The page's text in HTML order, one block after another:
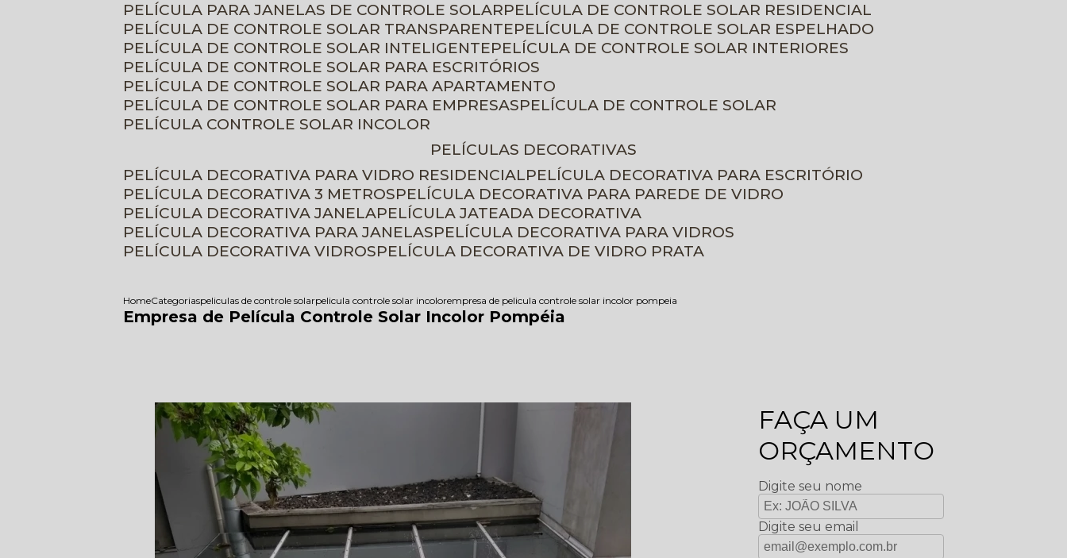
PELÍCULA PARA JANELAS DE CONTROLE SOLAR
PELÍCULA DE CONTROLE SOLAR RESIDENCIAL
PELÍCULA DE CONTROLE SOLAR TRANSPARENTE
PELÍCULA DE CONTROLE SOLAR ESPELHADO
PELÍCULA DE CONTROLE SOLAR INTELIGENTE
PELÍCULA DE CONTROLE SOLAR INTERIORES
PELÍCULA DE CONTROLE SOLAR PARA ESCRITÓRIOS
PELÍCULA DE CONTROLE SOLAR PARA APARTAMENTO
PELÍCULA DE CONTROLE SOLAR PARA EMPRESAS
PELÍCULA DE CONTROLE SOLAR
PELÍCULA CONTROLE SOLAR INCOLOR
PELÍCULAS DECORATIVAS
PELÍCULA DECORATIVA PARA VIDRO RESIDENCIAL
PELÍCULA DECORATIVA PARA ESCRITÓRIO
PELÍCULA DECORATIVA 3 METROS
PELÍCULA DECORATIVA PARA PAREDE DE VIDRO
PELÍCULA DECORATIVA JANELA
PELÍCULA JATEADA DECORATIVA
PELÍCULA DECORATIVA PARA JANELAS
PELÍCULA DECORATIVA PARA VIDROS
PELÍCULA DECORATIVA VIDROS
PELÍCULA DECORATIVA DE VIDRO PRATA
HomeCategoriaspeliculas de controle solarpelicula controle solar incolorempresa de pelicula controle solar incolor pompeia
Empresa de Película Controle Solar Incolor Pompéia
FAÇA UM
ORÇAMENTO
Digite seu nome
Digite seu email